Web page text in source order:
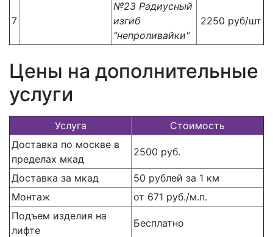
7
№23 Радиусный
изгиб
"непроливайки"
2250 руб/шт
Цены на дополнительные
услуги
Услуга
Стоимость
Доставка по москве в
пределах мкад
2500 руб.
Доставка за мкад
50 рублей за 1 км
Монтаж
от 671 руб./м.п.
Подъем изделия на
лифте
Бесплатно